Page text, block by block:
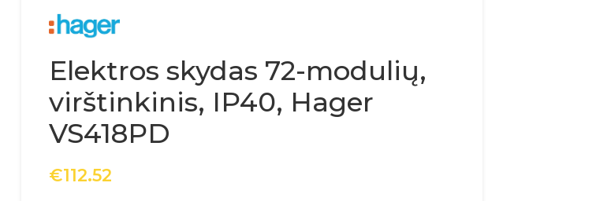
Elektros skydas 72-modulių,
virštinkinis, IP40, Hager
VS418PD
€112.52